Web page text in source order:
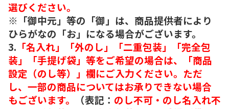
選びください。
※「御中元」等の「御」は、商品提供者により
ひらがなの「お」になる場合がございます。
3. 「名入れ」「外のし」「二重包装」「完全包
装」「手提げ袋」等をご希望の場合は、「商品
設定（のし等）」欄にご入力ください。ただ
し、一部の商品についてはお承りできない場合
もございます。
（表記： のし不可・のし名入れ不